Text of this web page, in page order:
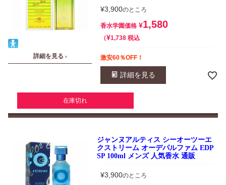
詳細を見る ›
¥3,900のところ
香水学園価格 ¥1,580
¥1,738 税込
激安60％OFF！
詳細を見る
在庫切れ
ジャンヌアルティス シーオーツーエ
クストリーム オーデパルファム EDP
SP 100ml メンズ 人気香水 通販
¥3,900のところ